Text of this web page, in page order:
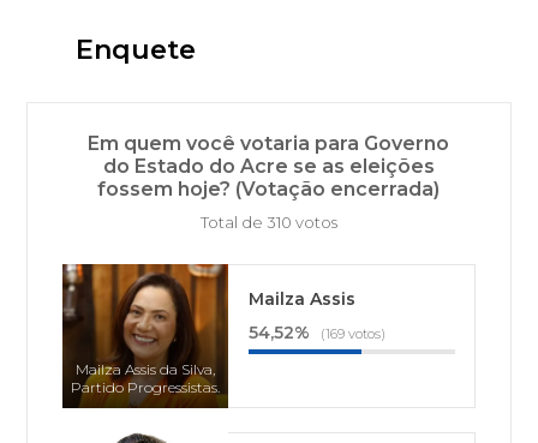
Enquete
Em quem você votaria para Governo
do Estado do Acre se as eleições
fossem hoje? (Votação encerrada)
Total de 310 votos
Mailza Assis da Silva,
Partido Progressistas.
Mailza Assis
54,52%
(169 votos)